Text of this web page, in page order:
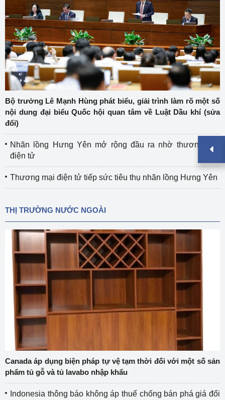
Bộ trưởng Lê Mạnh Hùng phát biểu, giải trình làm rõ một số
nội dung đại biểu Quốc hội quan tâm về Luật Dầu khí (sửa
đổi)
Nhãn lồng Hưng Yên mở rộng đầu ra nhờ thương mại
điện tử
Thương mại điện tử tiếp sức tiêu thụ nhãn lồng Hưng Yên
THỊ TRƯỜNG NƯỚC NGOÀI
Canada áp dụng biện pháp tự vệ tạm thời đối với một số sản
phẩm tủ gỗ và tủ lavabo nhập khẩu
Indonesia thông báo không áp thuế chống bán phá giá đối